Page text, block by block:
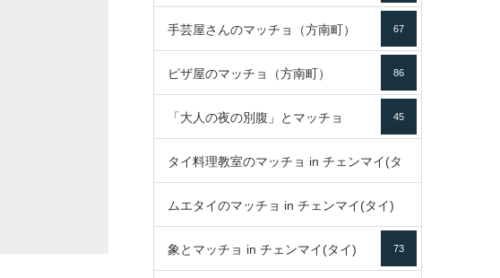
手芸屋さんのマッチョ（方南町） 67
ピザ屋のマッチョ（方南町） 86
「大人の夜の別腹」とマッチョ 45
タイ料理教室のマッチョ in チェンマイ(タ
イ)
ムエタイのマッチョ in チェンマイ(タイ)
79
象とマッチョ in チェンマイ(タイ) 73